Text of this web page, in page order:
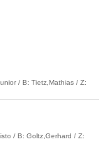
/ B: Tietz,Mathias / Z:
/ B: Goltz,Gerhard / Z: